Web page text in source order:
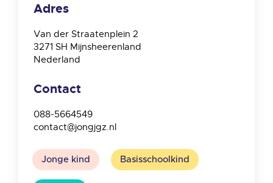
Adres
Van der Straatenplein 2
3271 SH Mijnsheerenland
Nederland
Contact
088-5664549
contact@jongjgz.nl
Jonge kind Basisschoolkind